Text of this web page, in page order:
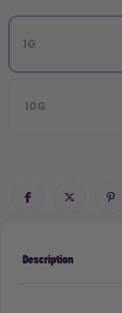
1G
10G
Description